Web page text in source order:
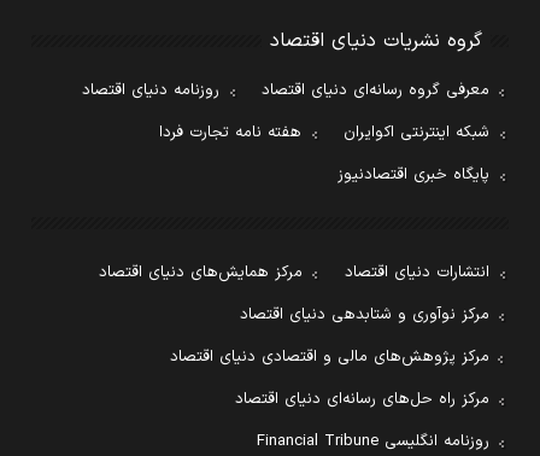
گروه نشریات دنیای اقتصاد
معرفی گروه رسانه‌ای دنیای اقتصاد
روزنامه دنیای اقتصاد
شبکه اینترنتی اکوایران
هفته نامه تجارت فردا
پایگاه خبری اقتصادنیوز
انتشارات دنیای اقتصاد
مرکز همایش‌های دنیای اقتصاد
مرکز نوآوری و شتابدهی دنیای اقتصاد
مرکز پژوهش‌های مالی و اقتصادی دنیای اقتصاد
مرکز راه حل‌های رسانه‌ای دنیای اقتصاد
روزنامه انگلیسی Financial Tribune